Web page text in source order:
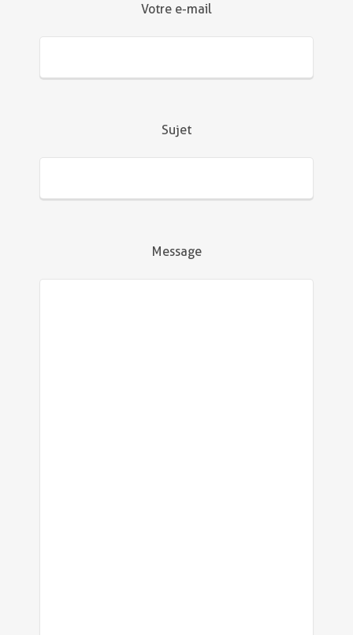
Votre e-mail
Sujet
Message